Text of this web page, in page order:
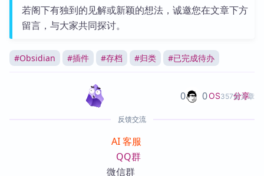
若阁下有独到的见解或新颖的想法，诚邀您在文章下方
留言，与大家共同探讨。
#Obsidian #插件 #存档 #归类 #已完成待办
OS357篇文章
0 0 分享
反馈交流
AI 客服
QQ群
微信群